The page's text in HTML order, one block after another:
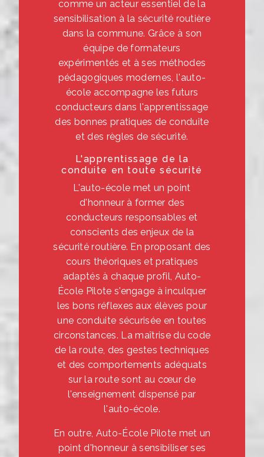
comme un acteur essentiel de la
sensibilisation à la sécurité routière
dans la commune. Grâce à son
équipe de formateurs
expérimentés et à ses méthodes
pédagogiques modernes, l'auto-
école accompagne les futurs
conducteurs dans l'apprentissage
des bonnes pratiques de conduite
et des règles de sécurité.
L'apprentissage de la
conduite en toute sécurité
L'auto-école met un point
d'honneur à former des
conducteurs responsables et
conscients des enjeux de la
sécurité routière. En proposant des
cours théoriques et pratiques
adaptés à chaque profil, Auto-
École Pilote s'engage à inculquer
les bons réflexes aux élèves pour
une conduite sécurisée en toutes
circonstances. La maîtrise du code
de la route, des gestes techniques
et des comportements adéquats
sur la route sont au cœur de
l'enseignement dispensé par
l'auto-école.
En outre, Auto-École Pilote met un
point d'honneur à sensibiliser ses